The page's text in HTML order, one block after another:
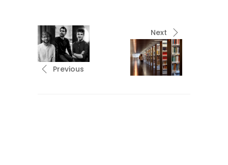
Previous
Next